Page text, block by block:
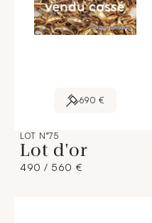
690 €
LOT N°75
Lot d'or
490 / 560 €